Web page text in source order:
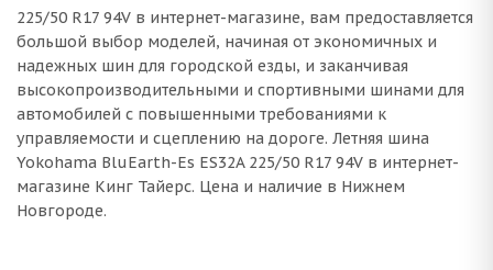
225/50 R17 94V в интернет-магазине, вам предоставляется
большой выбор моделей, начиная от экономичных и
надежных шин для городской езды, и заканчивая
высокопроизводительными и спортивными шинами для
автомобилей с повышенными требованиями к
управляемости и сцеплению на дороге. Летняя шина
Yokohama BluEarth-Es ES32A 225/50 R17 94V в интернет-
магазине Кинг Тайерс. Цена и наличие в Нижнем
Новгороде.